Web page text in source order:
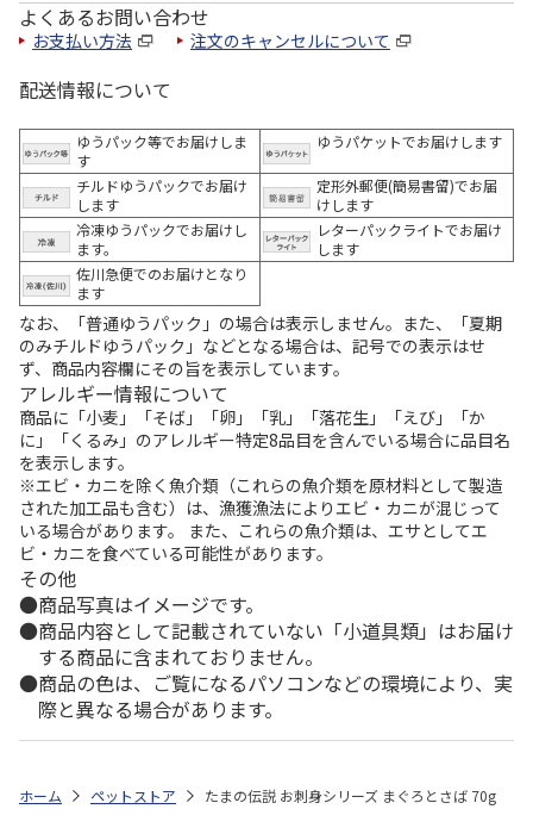
よくあるお問い合わせ
お支払い方法 注文のキャンセルについて
配送情報について
ゆうパック等でお届けしま
す
ゆうパケットでお届けします
チルドゆうパックでお届け
します
定形外郵便(簡易書留)でお届
けします
冷凍ゆうパックでお届けし
ます。
レターパックライトでお届け
します
佐川急便でのお届けとなり
ます
なお、「普通ゆうパック」の場合は表示しません。また、「夏期
のみチルドゆうパック」などとなる場合は、記号での表示はせ
ず、商品内容欄にその旨を表示しています。
アレルギー情報について
商品に「小麦」「そば」「卵」「乳」「落花生」「えび」「か
に」「くるみ」のアレルギー特定8品目を含んでいる場合に品目名
を表示します。
※エビ・カニを除く魚介類（これらの魚介類を原材料として製造
された加工品も含む）は、漁獲漁法によりエビ・カニが混じって
いる場合があります。 また、これらの魚介類は、エサとしてエ
ビ・カニを食べている可能性があります。
その他
商品写真はイメージです。
商品内容として記載されていない「小道具類」はお届け
する商品に含まれておりません。
商品の色は、ご覧になるパソコンなどの環境により、実
際と異なる場合があります。
ホーム ペットストア たまの伝説 お刺身シリーズ まぐろとさば 70g